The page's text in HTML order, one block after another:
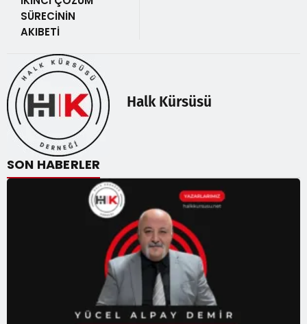
SÜRECİNİN
AKIBETİ
Halk Kürsüsü
SON HABERLER